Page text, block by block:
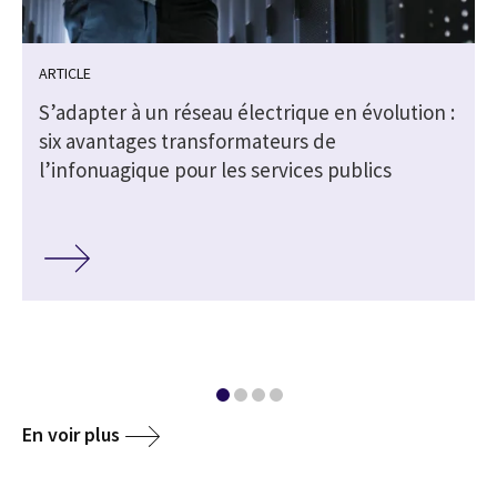
ARTICLE
S’adapter à un réseau électrique en évolution :
six avantages transformateurs de
l’infonuagique pour les services publics
En voir plus